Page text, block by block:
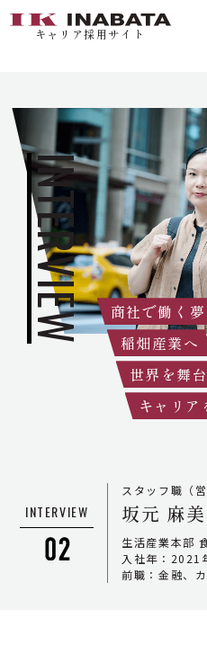
キャリア採用サイト
キャリア採用メッセージ
ABOUT INABATA 稲畑産
1分で知る稲畑産業
事業紹介
SPECIAL 特集
データで知る稲畑のキャリ
｜海外駐在員レポート
稲畑産業の社員
WORK STYLE ワークスタ
福利厚生と多様な働き方の支援
社員を育てる研修制度
商社で働く
稲畑産業へ
世界を舞
キャリア
INTERVIEW
INTERVIEW
スタッフ職（営
坂元 麻美
生活産業本部
入社年：2021
前職：金融、